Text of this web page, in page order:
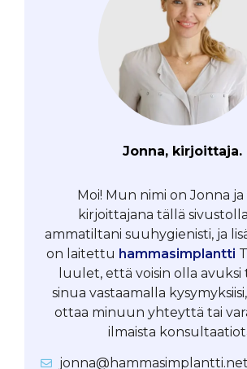
Jonna, kirjoittaja.
Moi! Mun nimi on Jonna
kirjoittajana tällä
ammatiltani suuhygienisti, ja
on laitettu hammasimplantti
luulet, että voisin olla avuksi
sinua vastaamalla
ottaa minuun yhteyttä tai
ilmaista
jonna@hammasimplantti.net